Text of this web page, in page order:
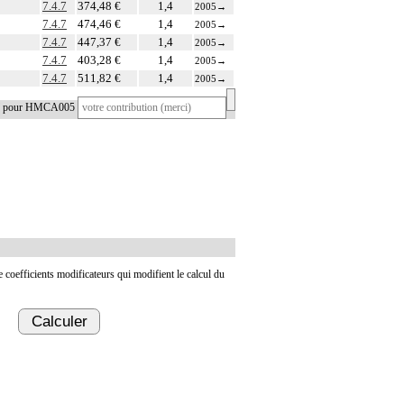
7.4.7 374,48 € 1,4 2005 →
7.4.7 474,46 € 1,4 2005 →
7.4.7 447,37 € 1,4 2005 →
7.4.7 403,28 € 1,4 2005 →
7.4.7 511,82 € 1,4 2005 →
pour HMCA005
coefficients modificateurs qui modifient le calcul du
Calculer